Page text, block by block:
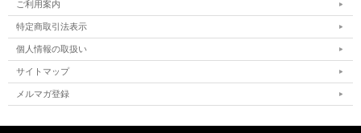
ご利用案内
特定商取引法表示
個人情報の取扱い
サイトマップ
メルマガ登録